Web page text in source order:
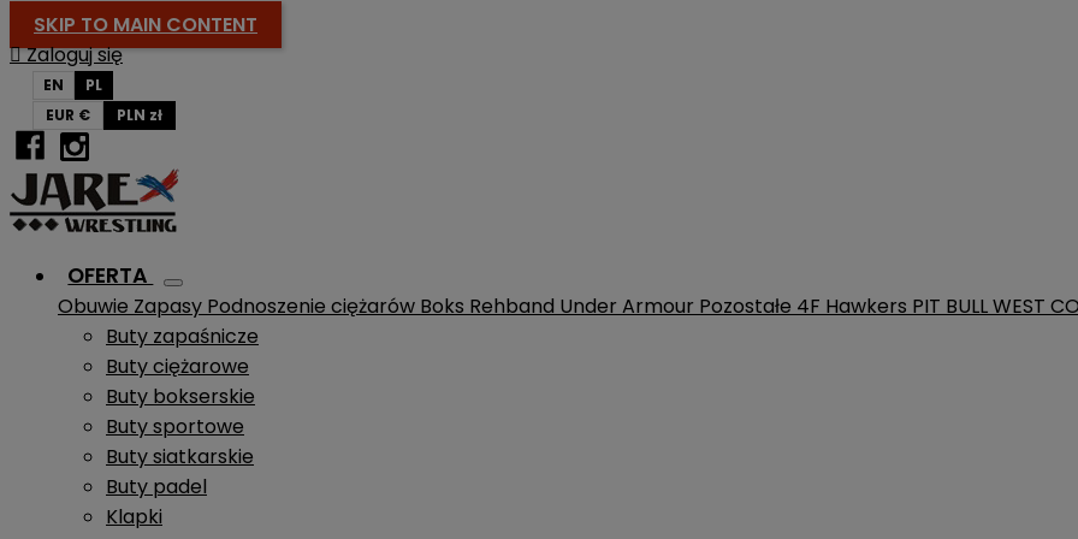
SKIP TO MAIN CONTENT
Zaloguj się
EN
PL
EUR €
PLN zł
OFERTA
Obuwie Zapasy Podnoszenie ciężarów Boks Rehband Under Armour Pozostałe 4F Hawkers PIT BULL WEST
Buty zapaśnicze
Buty ciężarowe
Buty bokserskie
Buty sportowe
Buty siatkarskie
Buty padel
Klapki